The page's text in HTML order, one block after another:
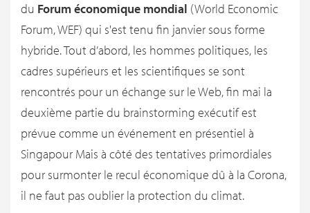
du Forum économique mondial (World Economic
Forum, WEF) qui s'est tenu fin janvier sous forme
hybride. Tout d’abord, les hommes politiques, les
cadres supérieurs et les scientifiques se sont
rencontrés pour un échange sur le Web, fin mai la
deuxième partie du brainstorming exécutif est
prévue comme un événement en présentiel à
Singapour Mais à côté des tentatives primordiales
pour surmonter le recul économique dû à la Corona,
il ne faut pas oublier la protection du climat.